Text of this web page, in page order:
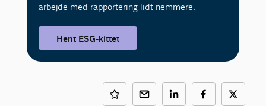
arbejde med rapportering lidt nemmere.
Hent ESG-kittet